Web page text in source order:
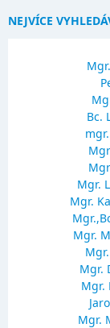
NEJVÍCE
Bc.
Mgr.
Mgr.
Mgr.
Mgr.
Mgr.
Mgr.